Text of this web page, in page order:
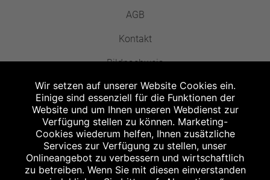
AGB
Kontakt
Bildnachweis
Abgabe in haushaltsüblichen Mengen, solange der Vorrat reicht. Für Druck-
und Satzfehler keine Haftung.
Zu Risiken und Nebenwirkungen lesen Sie die Packungsbeilage und fragen
Sie Ihren Arzt oder Apotheker.
Wir setzen auf unserer Website Cookies ein.
Einige sind essenziell für die Funktionen der
Website und um Ihnen unseren Webdienst zur
Verfügung stellen zu können. Marketing-
Cookies wiederum helfen, Ihnen zusätzliche
Services zur Verfügung zu stellen, unser
Onlineangebot zu verbessern und wirtschaftlich
zu betreiben. Wenn Sie mit diesen einverstanden